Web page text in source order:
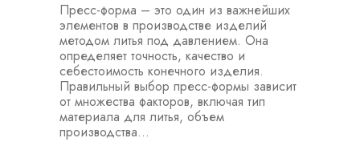
Пресс-форма – это один из важнейших
элементов в производстве изделий
методом литья под давлением. Она
определяет точность, качество и
себестоимость конечного изделия.
Правильный выбор пресс-формы зависит
от множества факторов, включая тип
материала для литья, объем
производства...